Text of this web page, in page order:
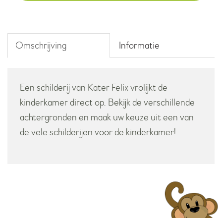
Omschrijving Informatie
Een schilderij van Kater Felix vrolijkt de
kinderkamer direct op. Bekijk de verschillende
achtergronden en maak uw keuze uit een van
de vele schilderijen voor de kinderkamer!